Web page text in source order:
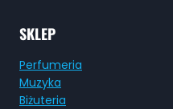
SKLEP
Perfumeria
Muzyka
Biżuteria